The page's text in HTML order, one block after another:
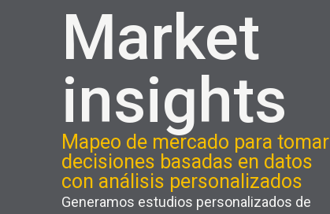
Market
insights
Mapeo de mercado para tomar
decisiones basadas en datos
con análisis personalizados
Generamos estudios personalizados de